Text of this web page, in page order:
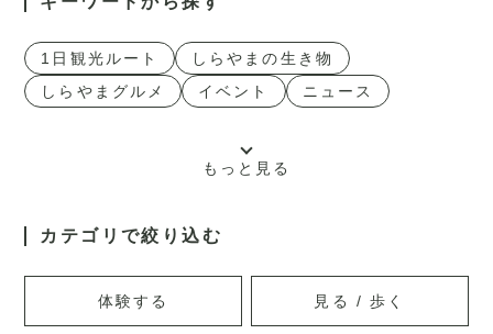
1日観光ルート
しらやまの生き物
しらやまグルメ
イベント ニュース
もっと見る
カテゴリで絞り込む
体験する 見る / 歩く